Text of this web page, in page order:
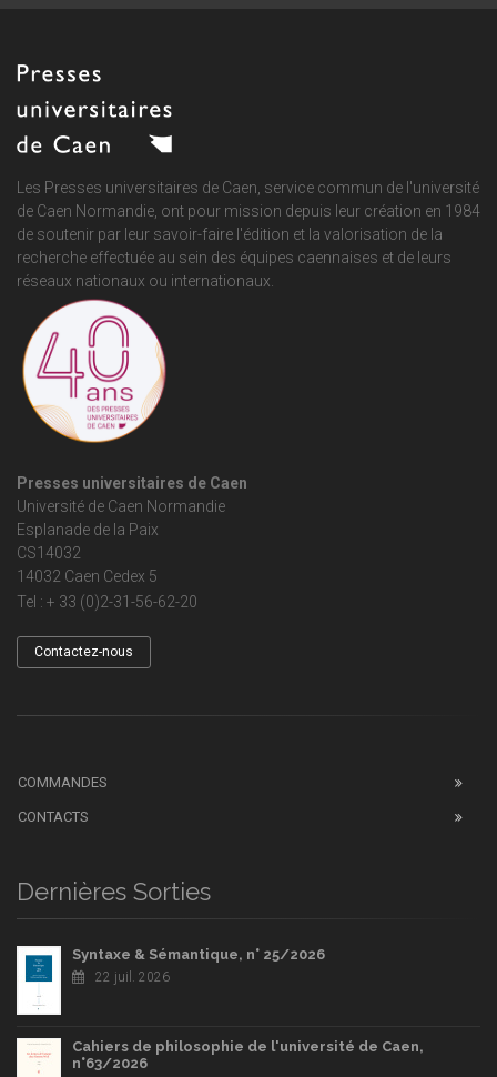
Les Presses universitaires de Caen, service commun de l'université
de Caen Normandie , ont pour mission depuis leur création en 1984
de soutenir par leur savoir-faire l'édition et la valorisation de la
recherche effectuée au sein des équipes caennaises et de leurs
réseaux nationaux ou internationaux.
Presses universitaires de Caen
Université de Caen Normandie
Esplanade de la Paix
CS14032
14032 Caen Cedex 5
Tel : + 33 (0)2-31-56-62-20
Contactez-nous
COMMANDES
CONTACTS
Dernières Sorties
Syntaxe & Sémantique, n° 25/2026
22 juil. 2026
Cahiers de philosophie de l'université de Caen,
n°63/2026